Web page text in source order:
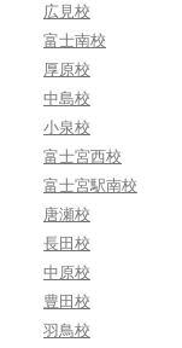
広見校
富士南校
厚原校
中島校
小泉校
富士宮西校
富士宮駅南校
唐瀬校
長田校
中原校
豊田校
羽鳥校